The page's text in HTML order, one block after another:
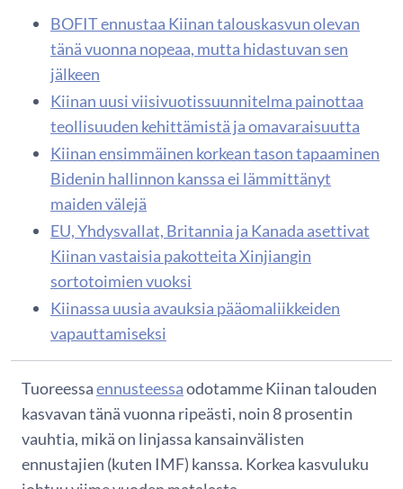
BOFIT ennustaa Kiinan talouskasvun olevan
tänä vuonna nopeaa, mutta hidastuvan sen
jälkeen
Kiinan uusi viisivuotissuunnitelma painottaa
teollisuuden kehittämistä ja omavaraisuutta
Kiinan ensimmäinen korkean tason tapaaminen
Bidenin hallinnon kanssa ei lämmittänyt
maiden välejä
EU, Yhdysvallat, Britannia ja Kanada asettivat
Kiinan vastaisia pakotteita Xinjiangin
sortotoimien vuoksi
Kiinassa uusia avauksia pääomaliikkeiden
vapauttamiseksi
Tuoreessaennusteessaodotamme Kiinan talouden
kasvavan tänä vuonna ripeästi, noin 8 prosentin
vauhtia, mikä on linjassa kansainvälisten
ennustajien (kuten IMF) kanssa. Korkea kasvuluku